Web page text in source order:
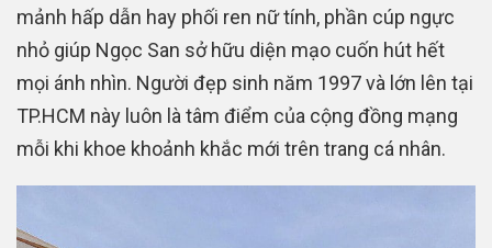
mảnh hấp dẫn hay phối ren nữ tính, phần cúp ngực
nhỏ giúp Ngọc San sở hữu diện mạo cuốn hút hết
mọi ánh nhìn. Người đẹp sinh năm 1997 và lớn lên tại
TP.HCM này luôn là tâm điểm của cộng đồng mạng
mỗi khi khoe khoảnh khắc mới trên trang cá nhân.